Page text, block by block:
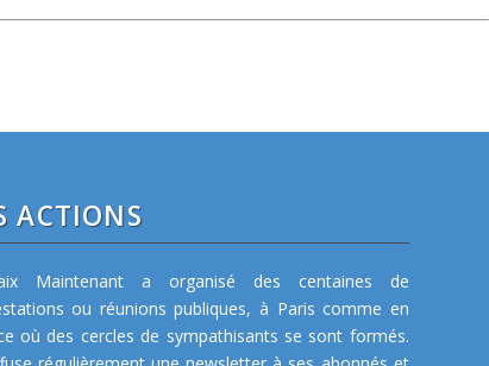
ACTIONS
Maintenant a organisé des centaines de
ou réunions publiques, à Paris comme en
où des cercles de sympathisants se sont formés.